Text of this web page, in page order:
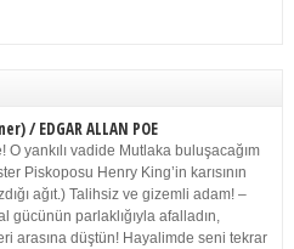
/ EDGAR ALLAN POE
O yankılı vadide Mutlaka buluşacağım
Piskoposu Henry King’in karısının
ağıt.) Talihsiz ve gizemli adam! –
gücünün parlaklığıyla afalladın,
arasına düştün! Hayalimde seni tekrar